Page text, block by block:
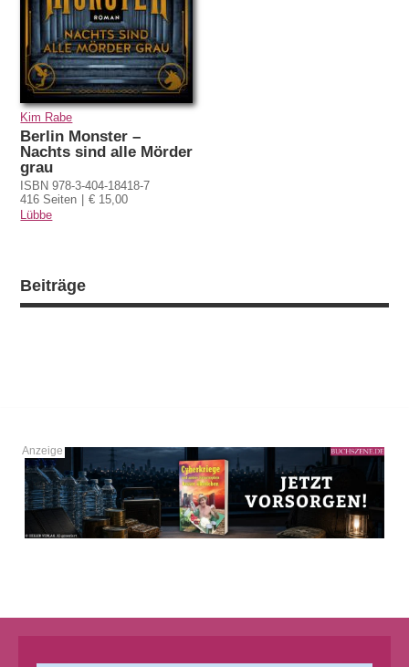
Kim Rabe
Berlin Monster –
Nachts sind alle Mörder
grau
ISBN 978-3-404-18418-7
416 Seiten
€ 15,00
Lübbe
Beiträge